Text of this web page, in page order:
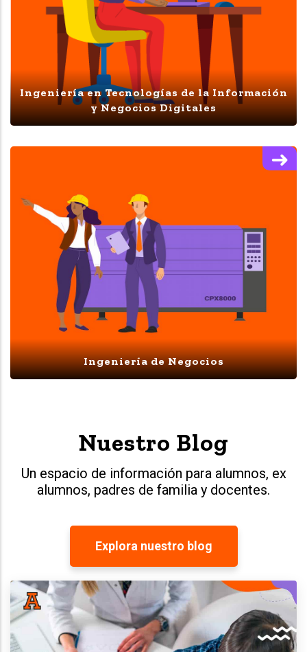
Ingeniería en Tecnologías de la Información
y Negocios Digitales
Ingeniería de Negocios
Nuestro Blog
Un espacio de información para alumnos, ex
alumnos, padres de familia y docentes.
Explora nuestro blog